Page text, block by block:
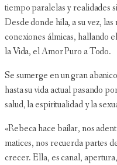
tiempo paralelas y realidades
Desde donde hila, a su vez,
conexiones álmicas, hallando
la Vida, el Amor Puro a Todo.
Se sumerge en un gran
hasta su vida actual pasando
salud, la espiritualidad y la
«Rebeca hace bailar, nos
matices, nos recuerda partes
crecer. Ella, es canal,